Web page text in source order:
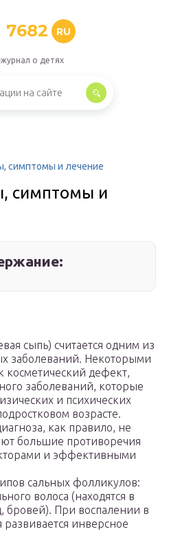
7682 RU
о детях
симптомы и лечение
симптомы и
сыпь) считается одним из
заболеваний. Некоторыми
косметический дефект,
заболеваний, которые
и психических
возрасте.
как правило, не
большие противоречия
и эффективными
сальных фолликулов:
волоса (находятся в
бровей). При воспалении в
инверсное